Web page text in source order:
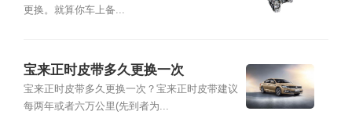
更换。就算你车上备...
宝来正时皮带多久更换一次
宝来正时皮带多久更换一次？宝来正时皮带建议
每两年或者六万公里(先到者为...